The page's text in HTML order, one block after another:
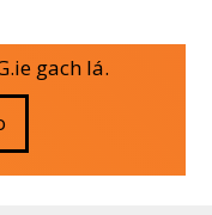
gach lá.